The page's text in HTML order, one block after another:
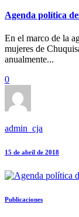
Agenda política
En el marco de la
mujeres de
anualmente...
0
admin_cja
15 de abril de 2018
Publicaciones